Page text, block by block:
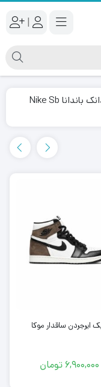
|
کفش کژوال نایک اس بی دانک باندانا Nike Sb
ایرجردن ساقدار موکا
6,900,000 تومان